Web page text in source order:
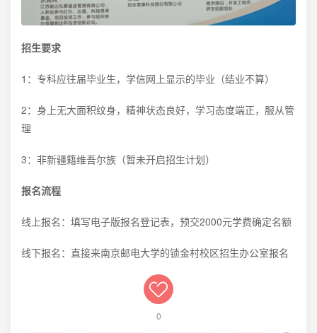
招生要求
1：专科应往届毕业生，学信网上显示的毕业（结业不算）
2：身上无大面积纹身，精神状态良好，学习态度端正，服从管
理
3：非新疆籍维吾尔族（暂未开启招生计划）
报名流程
线上报名：填写电子版报名登记表，预交2000元学费确定名额
线下报名：直接来南京邮电大学的锁金村校区招生办公室报名
0